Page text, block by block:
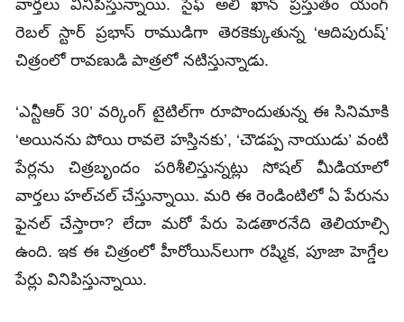
వార్తలు వినిపిస్తున్నాయి. సైఫ్‌ అలీ ఖాన్‌ ప్రస్తుతం యంగ్‌
రెబల్‌ స్టార్‌ ప్రభాస్‌ రాముడిగా తెరకెక్కుతున్న ‘ఆదిపురుష్‌’
చిత్రంలో రావణుడి పాత్రలో నటిస్తున్నాడు.
‘ఎన్టీఆర్‌ 30’ వర్కింగ్‌ టైటిల్‌గా రూపొందుతున్న ఈ సినిమాకి
‘అయినను పోయి రావలె హస్తినకు’, ‘చౌడప్ప నాయుడు’ వంటి
పేర్లను చిత్రబృందం పరిశీలిస్తున్నట్లు సోషల్‌ మీడియాలో
వార్తలు హల్‌చల్ చేస్తున్నాయి. మరి ఈ రెండింటిలో ఏ పేరును
ఫైనల్‌ చేస్తారా? లేదా మరో పేరు పెడతారనేది తెలియాల్సి
ఉంది. ఇక ఈ చిత్రంలో హీరోయిన్‌లుగా రష్మిక, పూజా హెగ్డేల
పేర్లు వినిపిస్తున్నాయి.